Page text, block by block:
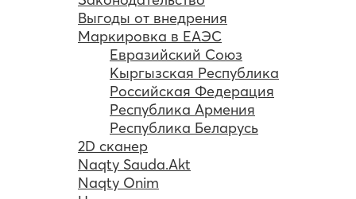
Выгоды от внедрения
Маркировка в ЕАЭС
Евразийский Союз
Кыргызская Республика
Российская Федерация
Республика Армения
Республика Беларусь
2D сканер
Naqty Sauda.Akt
Naqty Onim